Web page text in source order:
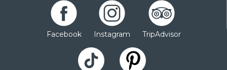
Facebook Instagram TripAdvisor